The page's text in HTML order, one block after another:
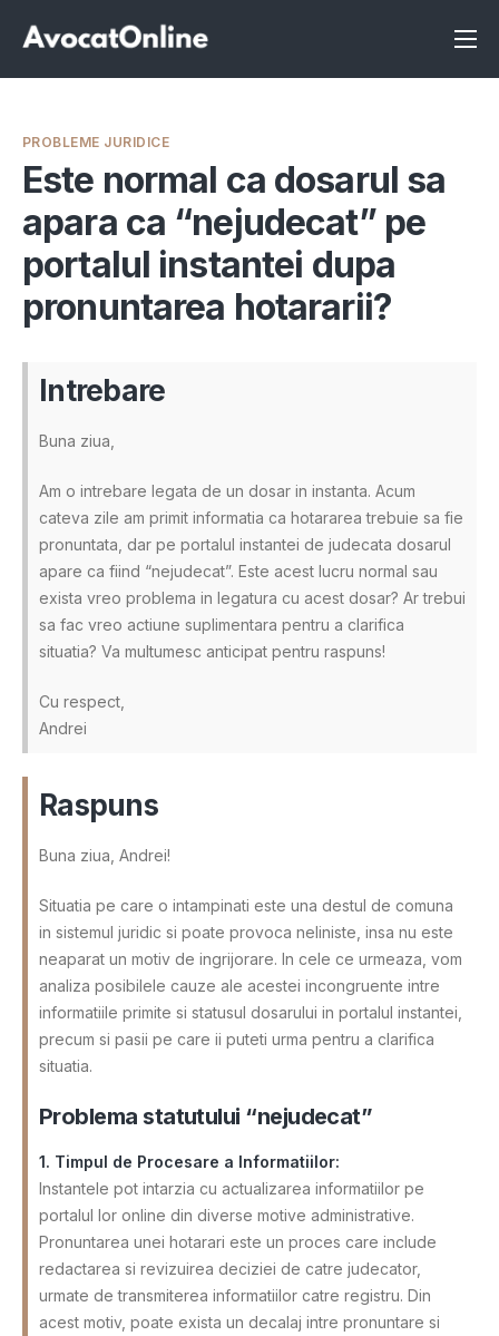
Înscrie-te ca avocat
Servicii
Despre noi
Programeaza consultanta
Intrebari
PROBLEME JURIDICE
Este normal ca dosarul sa
apara ca “nejudecat” pe
portalul instantei dupa
pronuntarea hotararii?
Intrebare
Buna ziua,
Am o intrebare legata de un dosar in instanta. Acum
cateva zile am primit informatia ca hotararea trebuie sa fie
pronuntata, dar pe portalul instantei de judecata dosarul
apare ca fiind “nejudecat”. Este acest lucru normal sau
exista vreo problema in legatura cu acest dosar? Ar trebui
sa fac vreo actiune suplimentara pentru a clarifica
situatia? Va multumesc anticipat pentru raspuns!
Cu respect,
Andrei
Raspuns
Buna ziua, Andrei!
Situatia pe care o intampinati este una destul de comuna
in sistemul juridic si poate provoca neliniste, insa nu este
neaparat un motiv de ingrijorare. In cele ce urmeaza, vom
analiza posibilele cauze ale acestei incongruente intre
informatiile primite si statusul dosarului in portalul instantei,
precum si pasii pe care ii puteti urma pentru a clarifica
situatia.
Problema statutului “nejudecat”
1. Timpul de Procesare a Informatiilor:
Instantele pot intarzia cu actualizarea informatiilor pe
portalul lor online din diverse motive administrative.
Pronuntarea unei hotarari este un proces care include
redactarea si revizuirea deciziei de catre judecator,
urmate de transmiterea informatiilor catre registru. Din
acest motiv, poate exista un decalaj intre pronuntare si